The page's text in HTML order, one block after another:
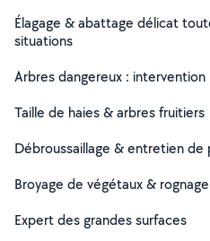
Élagage & abattage délicat
situations
Arbres dangereux :
Taille de haies & arbres fruitiers
Débroussaillage & entretien de
Broyage de végétaux &
Expert des grandes surfaces